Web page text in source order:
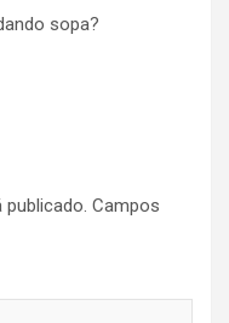
sopa?
publicado. Campos